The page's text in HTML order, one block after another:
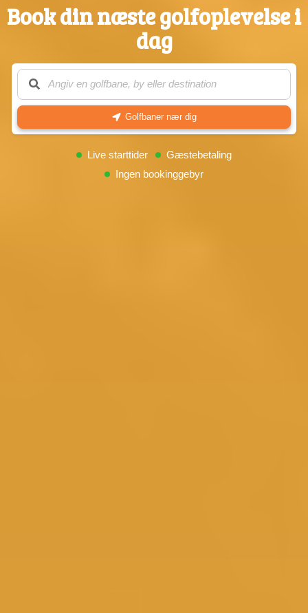
Book din næste golfoplevelse i
dag
Golfbaner nær dig
Search
Live starttider
Gæstebetaling
Ingen bookinggebyr